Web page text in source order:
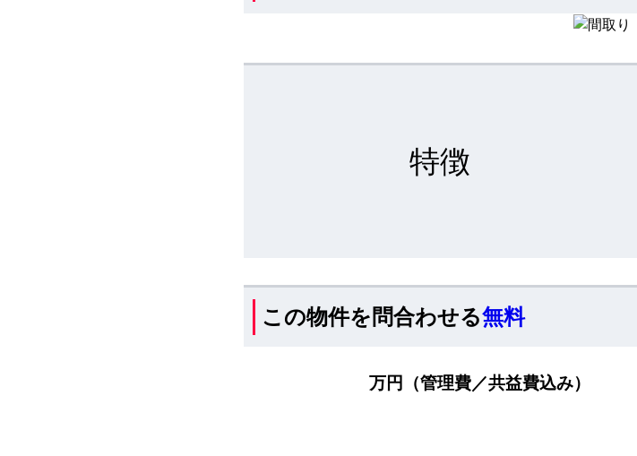
特徴
この物件を問合わせる無料
万円（管理費／共益費込み）